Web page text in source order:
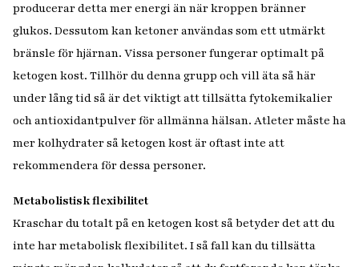
producerar detta mer energi än när kroppen bränner
glukos. Dessutom kan ketoner användas som ett utmärkt
bränsle för hjärnan. Vissa personer fungerar optimalt på
ketogen kost. Tillhör du denna grupp och vill äta så här
under lång tid så är det viktigt att tillsätta fytokemikalier
och antioxidantpulver för allmänna hälsan. Atleter måste ha
mer kolhydrater så ketogen kost är oftast inte att
rekommendera för dessa personer.
Metabolistisk flexibilitet
Kraschar du totalt på en ketogen kost så betyder det att du
inte har metabolisk flexibilitet. I så fall kan du tillsätta